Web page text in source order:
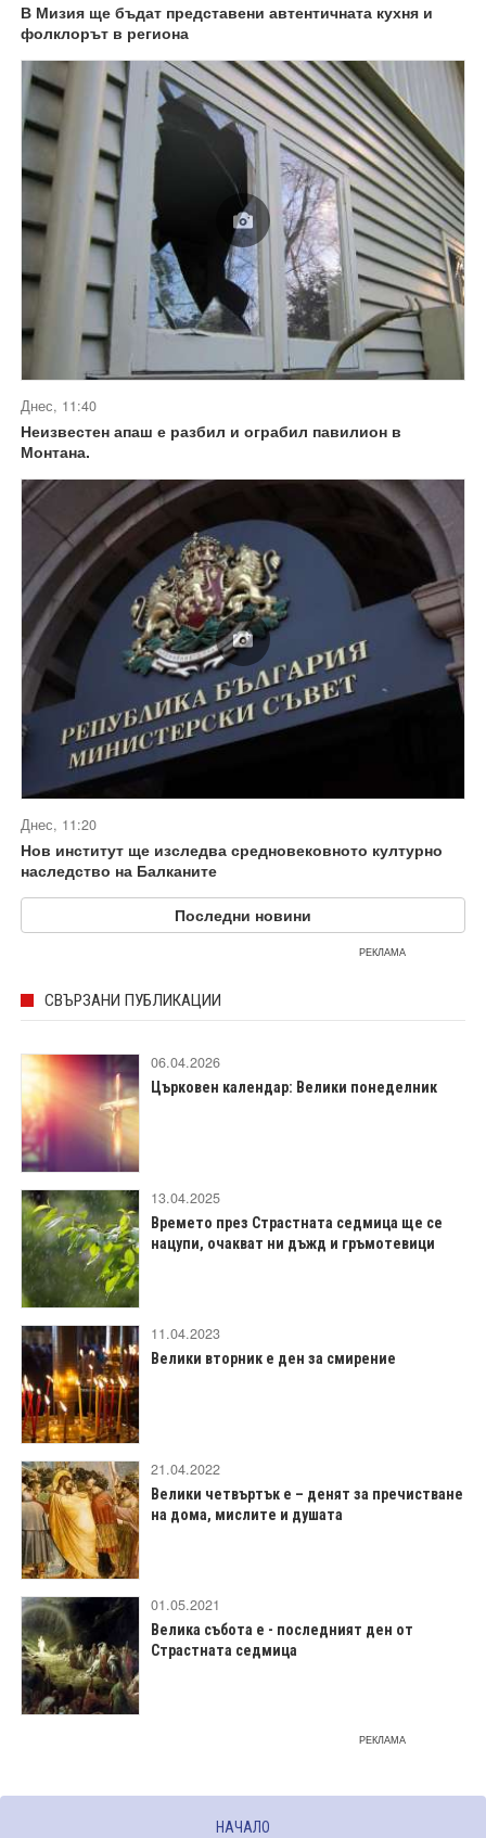
В Мизия ще бъдат представени автентичната кухня и
фолклорът в региона
Днес, 11:40
Неизвестен апаш е разбил и ограбил павилион в
Монтана.
Днес, 11:20
Нов институт ще изследва средновековното културно
наследство на Балканите
Последни новини
РЕКЛАМА
СВЪРЗАНИ ПУБЛИКАЦИИ
06.04.2026
Църковен календар: Велики понеделник
13.04.2025
Времето през Страстната седмица ще се
нацупи, очакват ни дъжд и гръмотевици
11.04.2023
Велики вторник е ден за смирение
21.04.2022
Велики четвъртък е – денят за пречистване
на дома, мислите и душата
01.05.2021
Велика събота е - последният ден от
Страстната седмица
РЕКЛАМА
НАЧАЛО